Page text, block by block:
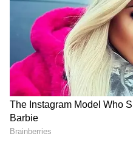
Actor Sunil
ఇప్పుడు సునీల్ తిరిగి
బిజీగా ఉన్నారు. త్రివిక్రమ్
ప్రయాణం టాలీవుడ్ లో
మేట్స్. నువ్వే కావాలి,
మనసంతా నువ్వే లాంటి